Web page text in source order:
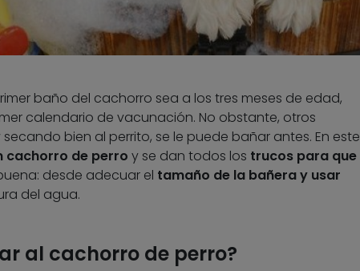
baño del cachorro sea a los tres meses de edad,
calendario de vacunación. No obstante, otros
bien al perrito, se le puede bañar antes. En este
cachorro de perro y se dan todos los trucos para que
desde adecuar el tamaño de la bañera y usar
del agua.
al cachorro de perro?